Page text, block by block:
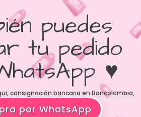
puedes
tu pedido
♥
consignación bancaria en Bancolombia,
por WhatsApp